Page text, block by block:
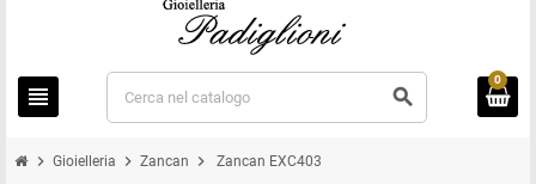
view_headline search
0
chevron_right Gioielleria chevron_right Zancan chevron_right Zancan EXC403